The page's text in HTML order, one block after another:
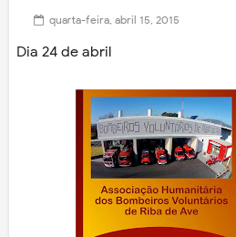
quarta-feira, abril 15, 2015
Dia 24 de abril